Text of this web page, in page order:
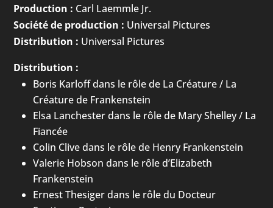
Production : Carl Laemmle Jr.
Société de production : Universal Pictures
Distribution : Universal Pictures
Distribution :
Boris Karloff dans le rôle de La Créature / La
Créature de Frankenstein
Elsa Lanchester dans le rôle de Mary Shelley / La
Fiancée
Colin Clive dans le rôle de Henry Frankenstein
Valerie Hobson dans le rôle d’Elizabeth
Frankenstein
Ernest Thesiger dans le rôle du Docteur